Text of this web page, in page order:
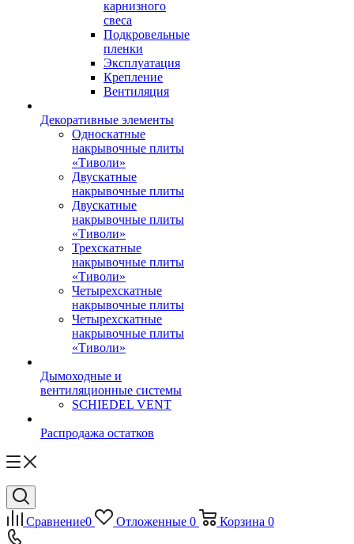
карнизного
свеса
Подкровельные
пленки
Эксплуатация
Крепление
Вентиляция
Декоративные элементы
Односкатные
накрывочные плиты
«Тиволи»
Двускатные
накрывочные плиты
Двускатные
накрывочные плиты
«Тиволи»
Трехскатные
накрывочные плиты
«Тиволи»
Четырехскатные
накрывочные плиты
Четырехскатные
накрывочные плиты
«Тиволи»
Дымоходные и
вентиляционные системы
SCHIEDEL VENT
Распродажа остатков
Сравнение0 Отложенные 0 Корзина 0